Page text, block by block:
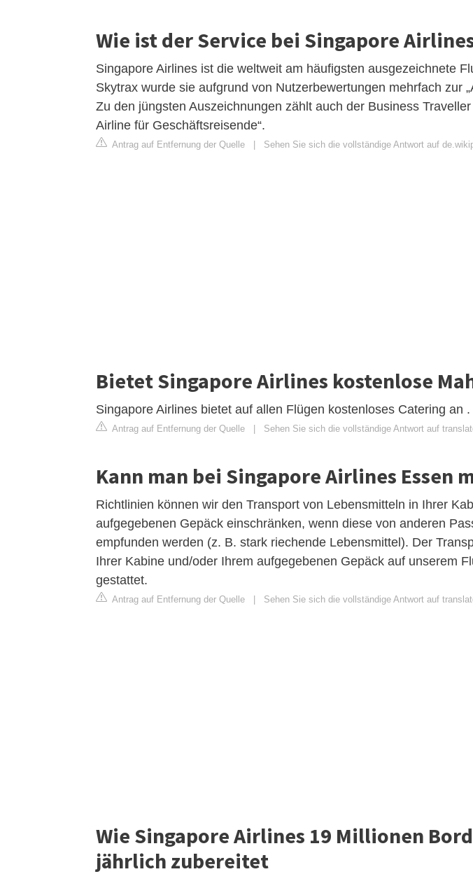
Wie ist der Service bei Singapore
Singapore Airlines ist die weltweit am häufigsten ausgezeichnete
Skytrax wurde sie aufgrund von Nutzerbewertungen mehrfach zur
Zu den jüngsten Auszeichnungen zählt auch der Business
Airline für Geschäftsreisende“.
Antrag auf Entfernung der Quelle Sehen Sie sich die vollständige Antwort auf
Bietet Singapore Airlines kostenlose
Singapore Airlines bietet auf allen Flügen kostenloses Catering an .
Antrag auf Entfernung der Quelle Sehen Sie sich die vollständige Antwort auf
Kann man bei Singapore Airlines Essen
Richtlinien können wir den Transport von Lebensmitteln in Ihrer
aufgegebenen Gepäck einschränken, wenn diese von anderen
empfunden werden (z. B. stark riechende Lebensmittel). Der
Ihrer Kabine und/oder Ihrem aufgegebenen Gepäck auf unserem
gestattet.
Antrag auf Entfernung der Quelle Sehen Sie sich die vollständige Antwort auf
Wie Singapore Airlines 19 Millionen
jährlich zubereitet